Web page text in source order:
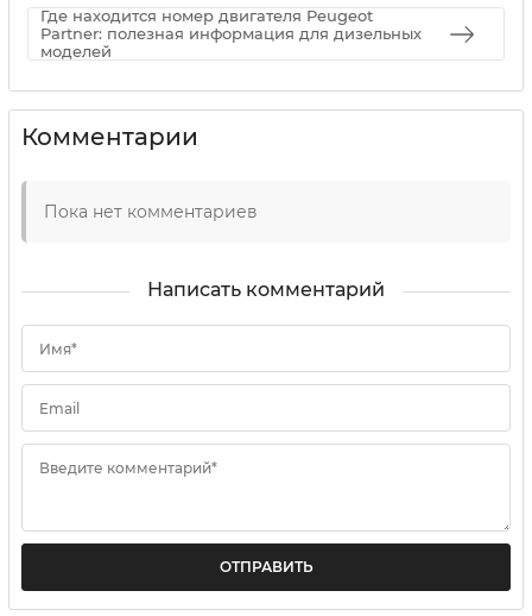
Где находится номер двигателя Peugeot
Partner: полезная информация для дизельных
моделей
Комментарии
Пока нет комментариев
Написать комментарий
Имя*
Email
Введите комментарий*
ОТПРАВИТЬ